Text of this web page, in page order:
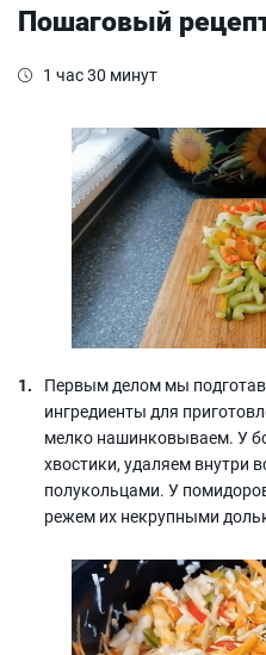
Пошаговый
1 час 30 минут
Первым делом мы
ингредиенты для
мелко нашинковываем. У
хвостики, удаляем внутри
полукольцами. У
режем их некрупными